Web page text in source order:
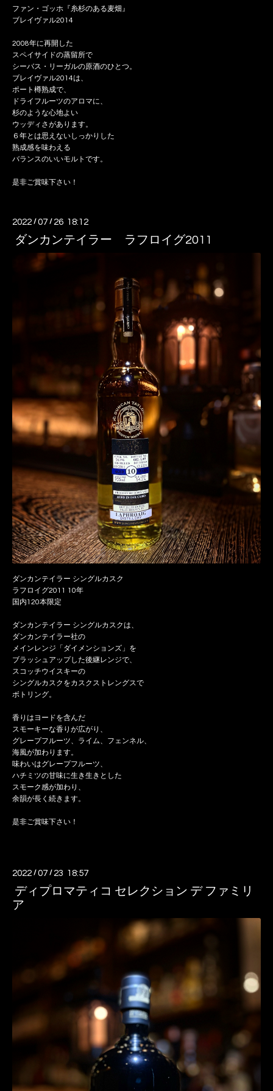
ファン・ゴッホ『糸杉のある麦畑』
ブレイヴァル2014
2008年に再開した
スペイサイドの蒸留所で
シーバス・リーガルの原酒のひとつ。
ブレイヴァル2014は、
ポート樽熟成で、
ドライフルーツのアロマに、
杉のような心地よい
ウッディさがあります。
６年とは思えないしっかりした
熟成感を味わえる
バランスのいいモルトです。
是非ご賞味下さい！
2022 /07 / 26 18:12
ダンカンテイラー ラフロイグ2011
ダンカンテイラー シングルカスク
ラフロイグ2011 10年
国内120本限定
ダンカンテイラー シングルカスクは、
ダンカンテイラー社の
メインレンジ「ダイメンションズ」を
ブラッシュアップした後継レンジで、
スコッチウイスキーの
シングルカスクをカスクストレングスで
ボトリング。
香りはヨードを含んだ
スモーキーな香りが広がり、
グレープフルーツ、ライム、フェンネル、
海風が加わります。
味わいはグレープフルーツ、
ハチミツの甘味に生き生きとした
スモーク感が加わり、
余韻が長く続きます。
是非ご賞味下さい！
2022 /07 / 23 18:57
ディプロマティコ セレクション デ ファミリ
ア